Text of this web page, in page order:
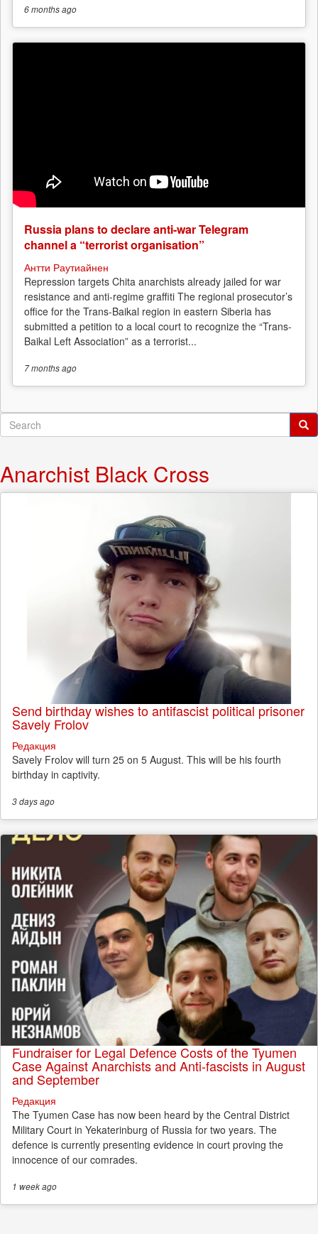
6 monthsago
Russia plans to declare anti-war Telegram
channel a “terrorist organisation”
Антти Раутиайнен
Repression targets Chita anarchists already jailed for war
resistance and anti-regime graffiti The regional prosecutor’s
office for the Trans-Baikal region in eastern Siberia has
submitted a petition to a local court to recognize the “Trans-
Baikal Left Association” as a terrorist...
7 monthsago
Search
form
Anarchist Black Cross
Send birthday wishes to antifascist political prisoner
Savely Frolov
Редакция
Savely Frolov will turn 25 on 5 August. This will be his fourth
birthday in captivity.
3 daysago
Fundraiser for Legal Defence Costs of the Tyumen
Case Against Anarchists and Anti-fascists in August
and September
Редакция
The Tyumen Case has now been heard by the Central District
Military Court in Yekaterinburg of Russia for two years. The
defence is currently presenting evidence in court proving the
innocence of our comrades.
1 weekago